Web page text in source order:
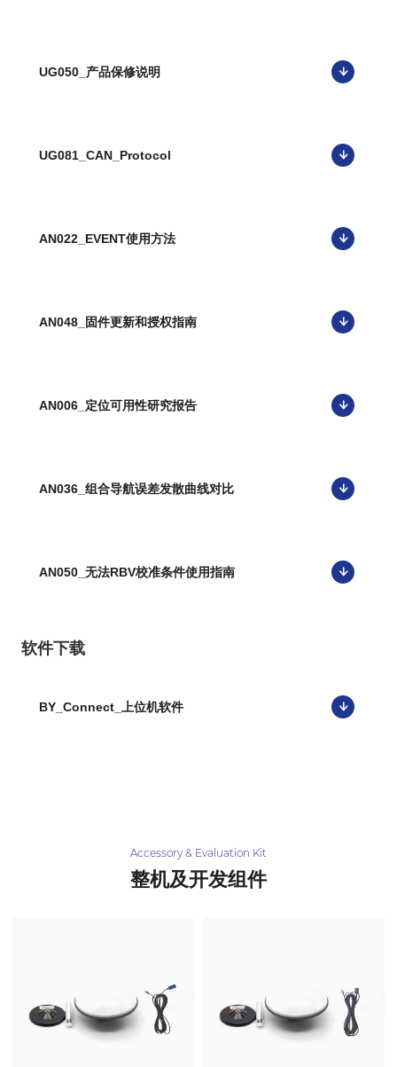
UG050_产品保修说明
UG081_CAN_Protocol
AN022_EVENT使用方法
AN048_固件更新和授权指南
AN006_定位可用性研究报告
AN036_组合导航误差发散曲线对比
AN050_无法RBV校准条件使用指南
软件下载
BY_Connect_上位机软件
Accessory & Evaluation Kit
整机及开发组件